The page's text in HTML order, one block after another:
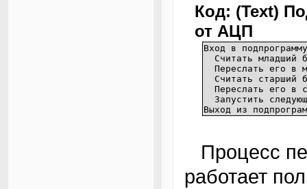
Код: (Text)
от АЦП
Вход в
Считать младший
Переслать его в
Считать старший
Переслать его в
Запустить
Выход из
Процесс передачи данных на хост-компьютер
работает